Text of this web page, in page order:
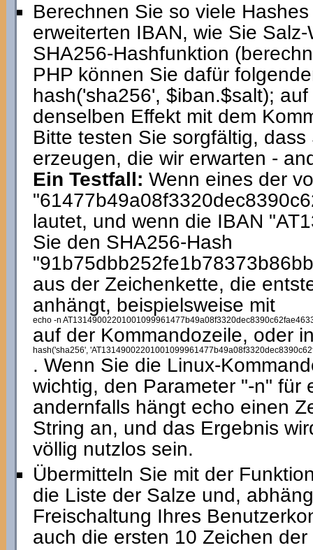
Berechnen Sie so viele
erweiterten IBAN, wie Sie
SHA256-Hashfunktion
PHP können Sie dafür
hash('sha256', $iban.$salt);
denselben Effekt mit dem
Bitte testen Sie sorgfältig,
erzeugen, die wir erwarten -
Ein Testfall: Wenn eines der
lautet, und wenn die IBAN
Sie den SHA256-Hash
aus der Zeichenkette, die
anhängt, beispielsweise mit
echo -n
auf der Kommandozeile, oder
hash('sha256',
. Wenn Sie die Linux-
wichtig, den Parameter "-n" für
andernfalls hängt echo einen
String an, und das Ergebnis
völlig nutzlos sein.
Übermitteln Sie mit der
die Liste der Salze und,
Freischaltung Ihres
auch die ersten 10 Zeichen der